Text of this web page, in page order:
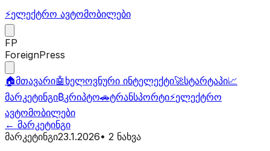
⚡ელექტრო ავტომობილები
FP
ForeignPress
🏠მთავარი🤖 ხელოვნური ინტელექტი🚀სტარტაპი📈
მარკეტინგი₿კრიპტო🚗ტრანსპორტი⚡ელექტრო
ავტომობილები
← მარკეტინგი
მარკეტინგი23.1.2026• 2 ნახვა